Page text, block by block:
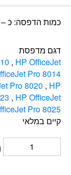
כמות הדפסה: כ – 825 עמודים
דגם מדפסת
, HP OfficeJet
Pro 8014
Pro 8020 , HP
, HP OfficeJet
Pro 8025
קיים במלאי